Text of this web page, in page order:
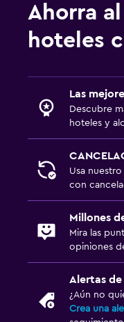
Ahorra
hoteles
Las
Descubre
hoteles y
Usa
con
Millones
Mira las
opiniones
Alertas
¿Aún no
Crea una